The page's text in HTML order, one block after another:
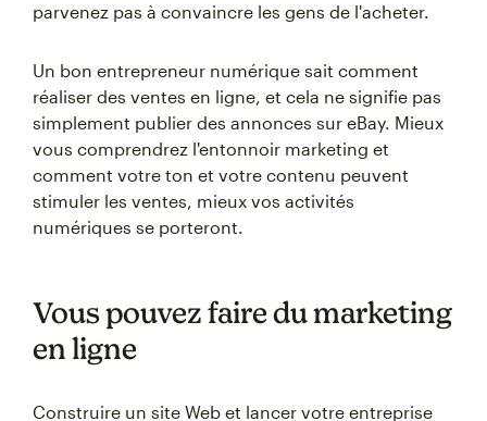
parvenez pas à convaincre les gens de l'acheter.
Un bon entrepreneur numérique sait comment
réaliser des ventes en ligne, et cela ne signifie pas
simplement publier des annonces sur eBay. Mieux
vous comprendrez l'entonnoir marketing et
comment votre ton et votre contenu peuvent
stimuler les ventes, mieux vos activités
numériques se porteront.
Vous pouvez faire du marketing
en ligne
Construire un site Web et lancer votre entreprise